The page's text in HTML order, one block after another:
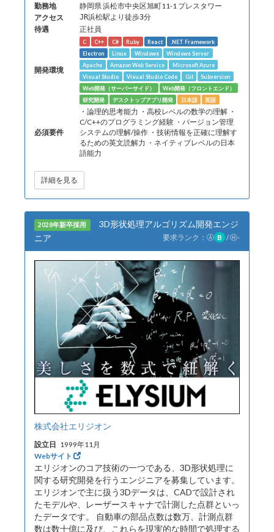
勤務地
静岡県 浜松市中央区旭町11-1 プレスタワー
アクセス
JR浜松駅より徒歩3分
待遇 正社員
開発環境
C C++ C# Ruby React
.NET Framework
Electron
Linux Windows
Windows Server
Apache
Amazon Web Service
Microsoft Azure
Visual Studio
Visual Studio Code Git
Subversion
Web開発（サーバーサイド）
Web開発（フロントエンド）
研究開発
デスクトップアプリ開発 日本語 英語
必須要件
・論理的思考能力 ・高校レベルの数学の理解 ・
C/C++のプログラミング経験 ・バージョン管理
システムの理解/操作 ・技術情報を正確に理解す
るための英文読解力 ・ネイティブレベルの日本
語能力
詳細を見る
2028年新卒採用
3D形状処理アルゴリズム開発エンジ
ニア
要求ランク： Ⓐ B /Ⓗ-
株式会社エリジオン
設立日 1999年11月
Webサイト
エリジオンのコア技術の一つである、3D形状処理に
関する研究開発を行うエンジニアを募集しています。
エリジオンで主に扱う3Dデータは、CADで設計され
たモデルや、レーザースキャナで計測した点群といっ
たデータです。 自動車の部品点数は数万、計測点群
数は数十億に及び、これらを現実的な時間で処理する